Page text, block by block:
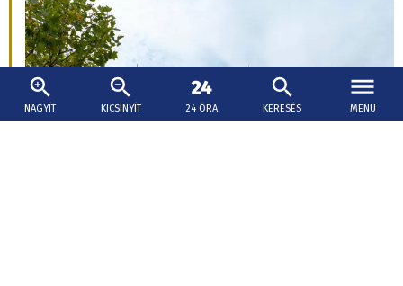
NAGYÍT KICSINYÍT 24 ÓRA KERESÉS MENÜ